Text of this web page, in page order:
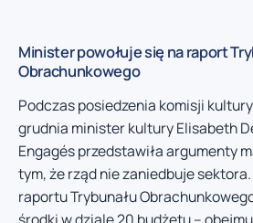
Minister powołuje się na raport
Obrachunkowego
Podczas posiedzenia komisji
grudnia minister kultury Elisabeth
Engagés przedstawiła argumenty
tym, że rząd nie zaniedbuje sektora.
raportu Trybunału
środki w dziale 20 budżetu –